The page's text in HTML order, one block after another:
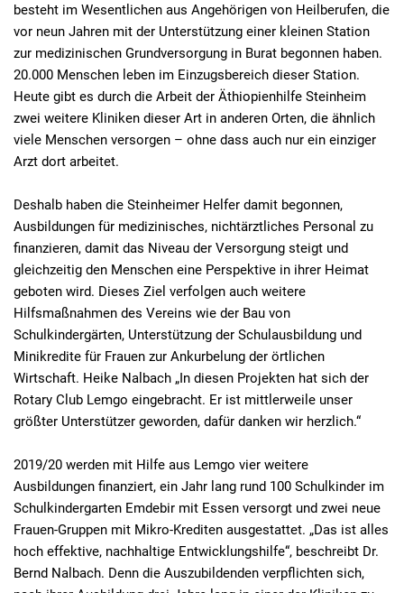
besteht im Wesentlichen aus Angehörigen von Heilberufen, die
vor neun Jahren mit der Unterstützung einer kleinen Station
zur medizinischen Grundversorgung in Burat begonnen haben.
20.000 Menschen leben im Einzugsbereich dieser Station.
Heute gibt es durch die Arbeit der Äthiopienhilfe Steinheim
zwei weitere Kliniken dieser Art in anderen Orten, die ähnlich
viele Menschen versorgen – ohne dass auch nur ein einziger
Arzt dort arbeitet.
Deshalb haben die Steinheimer Helfer damit begonnen,
Ausbildungen für medizinisches, nichtärztliches Personal zu
finanzieren, damit das Niveau der Versorgung steigt und
gleichzeitig den Menschen eine Perspektive in ihrer Heimat
geboten wird. Dieses Ziel verfolgen auch weitere
Hilfsmaßnahmen des Vereins wie der Bau von
Schulkindergärten, Unterstützung der Schulausbildung und
Minikredite für Frauen zur Ankurbelung der örtlichen
Wirtschaft. Heike Nalbach „In diesen Projekten hat sich der
Rotary Club Lemgo eingebracht. Er ist mittlerweile unser
größter Unterstützer geworden, dafür danken wir herzlich.“
2019/20 werden mit Hilfe aus Lemgo vier weitere
Ausbildungen finanziert, ein Jahr lang rund 100 Schulkinder im
Schulkindergarten Emdebir mit Essen versorgt und zwei neue
Frauen-Gruppen mit Mikro-Krediten ausgestattet. „Das ist alles
hoch effektive, nachhaltige Entwicklungshilfe“, beschreibt Dr.
Bernd Nalbach. Denn die Auszubildenden verpflichten sich,